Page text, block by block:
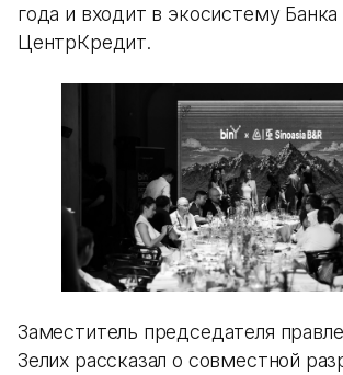
года и входит в экосистему Банка
ЦентрКредит.
Заместитель председателя
Зелих рассказал о совместной